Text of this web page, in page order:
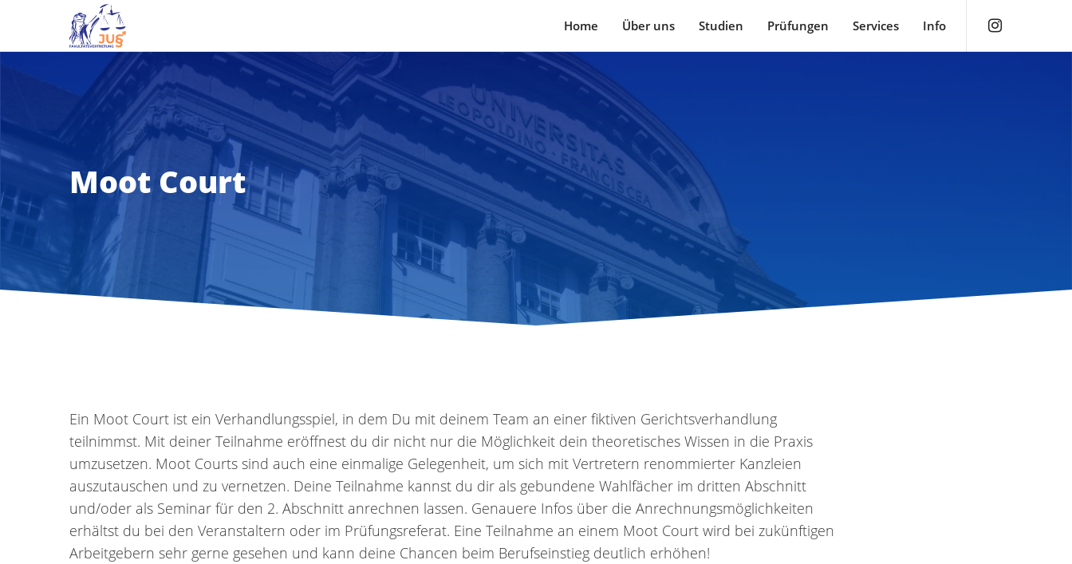
Home Über uns Studien Prüfungen Services Info
Moot Court
Ein Moot Court ist ein Verhandlungsspiel, in dem Du mit deinem Team an einer fiktiven Gerichtsverhandlung
teilnimmst. Mit deiner Teilnahme eröffnest du dir nicht nur die Möglichkeit dein theoretisches Wissen in die Praxis
umzusetzen. Moot Courts sind auch eine einmalige Gelegenheit, um sich mit Vertretern renommierter Kanzleien
auszutauschen und zu vernetzen. Deine Teilnahme kannst du dir als gebundene Wahlfächer im dritten Abschnitt
und/oder als Seminar für den 2. Abschnitt anrechnen lassen. Genauere Infos über die Anrechnungsmöglichkeiten
erhältst du bei den Veranstaltern oder im Prüfungsreferat. Eine Teilnahme an einem Moot Court wird bei zukünftigen
Arbeitgebern sehr gerne gesehen und kann deine Chancen beim Berufseinstieg deutlich erhöhen!